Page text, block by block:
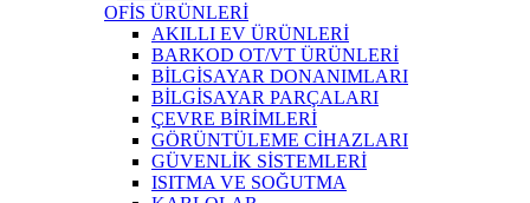
OFİS ÜRÜNLERİ
AKILLI EV ÜRÜNLERİ
BARKOD OT/VT ÜRÜNLERİ
BİLGİSAYAR DONANIMLARI
BİLGİSAYAR PARÇALARI
ÇEVRE BİRİMLERİ
GÖRÜNTÜLEME CİHAZLARI
GÜVENLİK SİSTEMLERİ
ISITMA VE SOĞUTMA